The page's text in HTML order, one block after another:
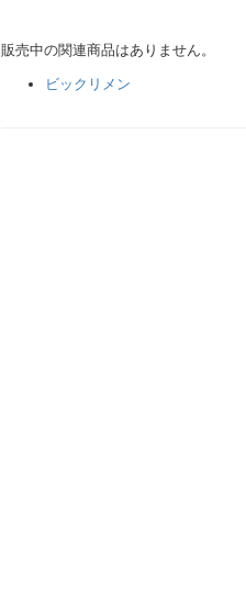
販売中の関連商品はありません。
ビックリメン